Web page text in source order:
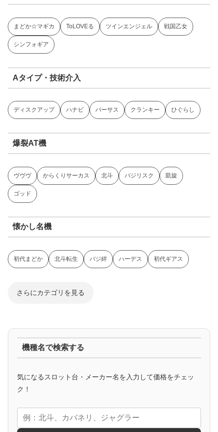
まどか☆マギカ ToLOVEる ツインエンジェル 戦国乙女
シンフォギア
Aタイプ・技術介入
ディスクアップ ハナビ バーサス クランキー ひぐらし
爆裂AT機
ヴヴヴ からくりサーカス 北斗 バジリスク 凱旋
ゴッド
懐かし名機
初代まどか 北斗転生 バジ絆 ハーデス 初代ギアス
さらにカテゴリを見る
アニメタイアップ
エヴァ コードギアス 化物語 炎炎ノ消防隊
機種名で検索する
気になるスロット台・メーカー名を入力して価格をチェッ
ク！